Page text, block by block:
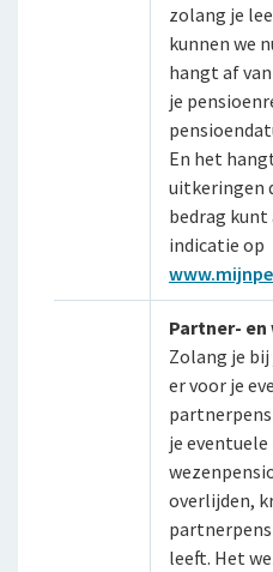
Tevreden klanten
Duurzaam ondernemen
Samenwerking met adviseurs
Arbeidsvoorwaarden
Sollicitatieprocedure
Privacyverklaring sollicitanten
zolang je
kunnen we
hangt af
je
En het
uitkeringen
bedrag kunt
indicatie op
Partner- en
Zolang je
er voor je
je
overlijden,
leeft. Het